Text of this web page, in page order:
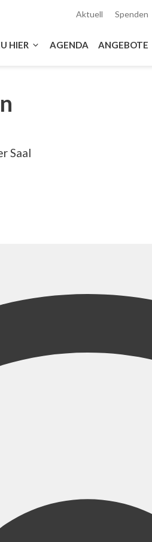
Aktuell Spenden
HIER AGENDA ANGEBOTE
Saal